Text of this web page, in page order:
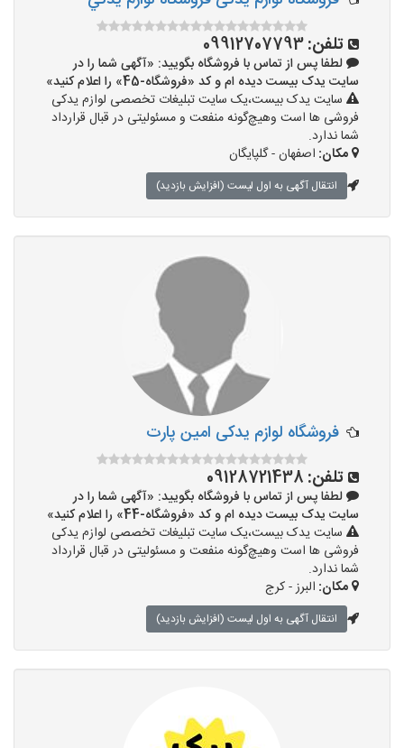
تلفن:09912707793
لطفا پس از تماس با فروشگاه بگویید: «آگهی شما را در
سایت یدک بیست دیده ام و کد «فروشگاه-45» را اعلام کنید»
سایت یدک بیست،یک سایت تبلیغات تخصصی لوازم یدکی
فروشی ها است وهیچ‌گونه منفعت و مسئولیتی در قبال قرارداد
شما ندارد.
مکان: اصفهان - گلپایگان
انتقال آگهی به اول لیست (افزایش بازدید)
فروشگاه لوازم یدکی امین پارت
تلفن: 09128721438
لطفا پس از تماس با فروشگاه بگویید: «آگهی شما را در
سایت یدک بیست دیده ام و کد «فروشگاه-44» را اعلام کنید»
سایت یدک بیست،یک سایت تبلیغات تخصصی لوازم یدکی
فروشی ها است وهیچ‌گونه منفعت و مسئولیتی در قبال قرارداد
شما ندارد.
مکان: البرز - کرج
انتقال آگهی به اول لیست (افزایش بازدید)